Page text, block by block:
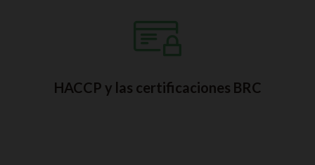
HACCP y las certificaciones BRC